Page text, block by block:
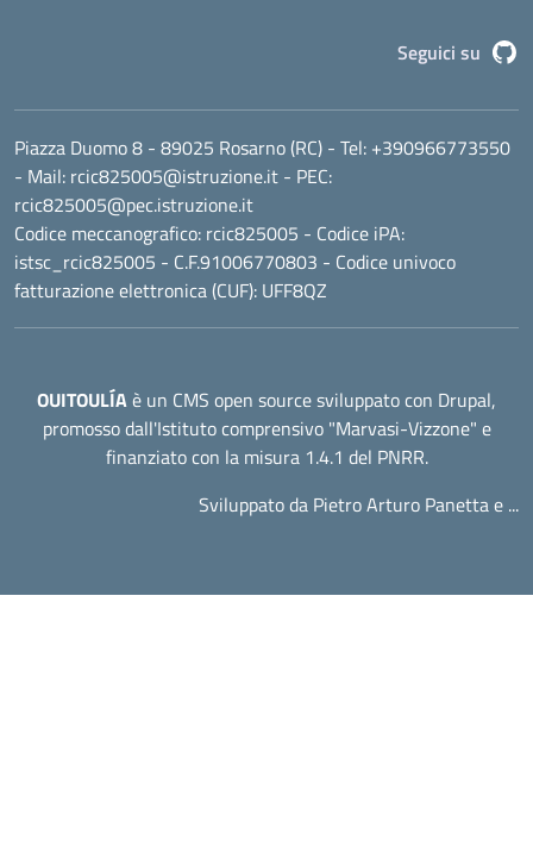
Seguici su
Piazza Duomo 8 - 89025 Rosarno (RC) - Tel: +390966773550
- Mail: rcic825005@istruzione.it - PEC:
rcic825005@pec.istruzione.it
Codice meccanografico: rcic825005 - Codice iPA:
istsc_rcic825005 - C.F.91006770803 - Codice univoco
fatturazione elettronica (CUF): UFF8QZ
OUITOULÍAè un CMS open source sviluppato con Drupal,
promosso dall'Istituto comprensivo "Marvasi-Vizzone" e
finanziato con la misura 1.4.1 del PNRR.
Sviluppato da Pietro Arturo Panetta e ...